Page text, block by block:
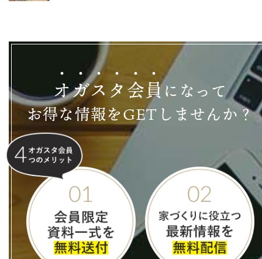
オガス タ会員になって
お得な情報をGETしませんか？